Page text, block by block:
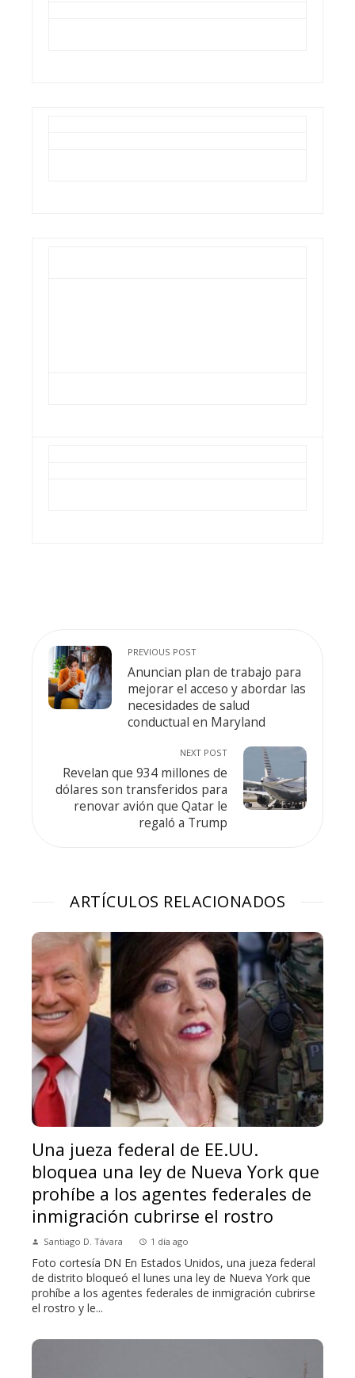
PREVIOUS POST
Anuncian plan de trabajo para
mejorar el acceso y abordar las
necesidades de salud
conductual en Maryland
NEXT POST
Revelan que 934 millones de
dólares son transferidos para
renovar avión que Qatar le
regaló a Trump
ARTÍCULOS RELACIONADOS
Una jueza federal de EE.UU.
bloquea una ley de Nueva York que
prohíbe a los agentes federales de
inmigración cubrirse el rostro
Santiago D. Távara 1 día ago
Foto cortesía DN En Estados Unidos, una jueza federal
de distrito bloqueó el lunes una ley de Nueva York que
prohíbe a los agentes federales de inmigración cubrirse
el rostro y le...